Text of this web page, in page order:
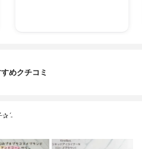
めクチコミ